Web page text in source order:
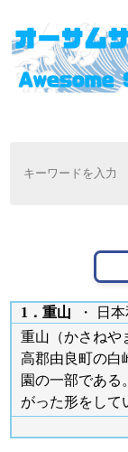
1．重山 ・ 日
重山（かさねや
高郡由良町の白
園の一部である
がった形をして